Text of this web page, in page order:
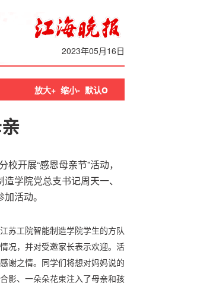
2023年05月16日
放大+ 缩小- 默认o
开展“感恩母亲节”活动，
学院党总支书记周天一、
活动。
苏工院智能制造学院学生的方队
况，并对受邀家长表示欢迎。活
谢之情。同学们将想对妈妈说的
影、一朵朵花束注入了母亲和孩